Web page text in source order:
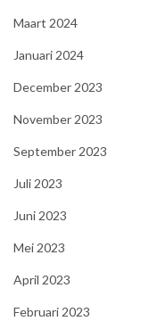
Maart 2024
Januari 2024
December 2023
November 2023
September 2023
Juli 2023
Juni 2023
Mei 2023
April 2023
Februari 2023